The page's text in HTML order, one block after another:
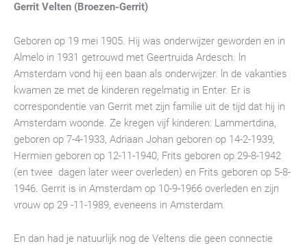
Gerrit Velten (Broezen-Gerrit)
Geboren op 19 mei 1905. Hij was onderwijzer geworden en in
Almelo in 1931 getrouwd met Geertruida Ardesch. ln
Amsterdam vond hij een baan als onderwijzer. ln de vakanties
kwamen ze met de kinderen regelmatig in Enter. Er is
correspondentie van Gerrit met zijn familie uit de tijd dat hij in
Amsterdam woonde. Ze kregen vijf kinderen: Lammertdina,
geboren op 7-4-1933, Adriaan Johan geboren op 14-2-1939,
Hermien geboren op 12-11-1940, Frits geboren op 29-8-1942
(en twee dagen later weer overleden) en Frits geboren op 5-8-
1946. Gerrit is in Amsterdam op 10-9-1966 overleden en zijn
vrouw op 29 -11-1989, eveneens in Amsterdam.
En dan had je natuurlijk nog de Veltens die geen connectie